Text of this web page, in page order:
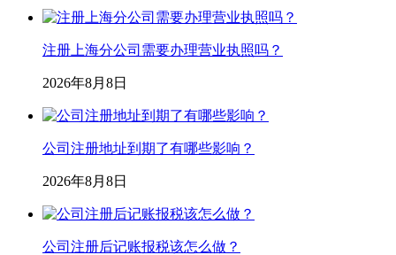
注册上海分公司需要办理营业执照吗？
2026年8月8日
公司注册地址到期了有哪些影响？
2026年8月8日
公司注册后记账报税该怎么做？